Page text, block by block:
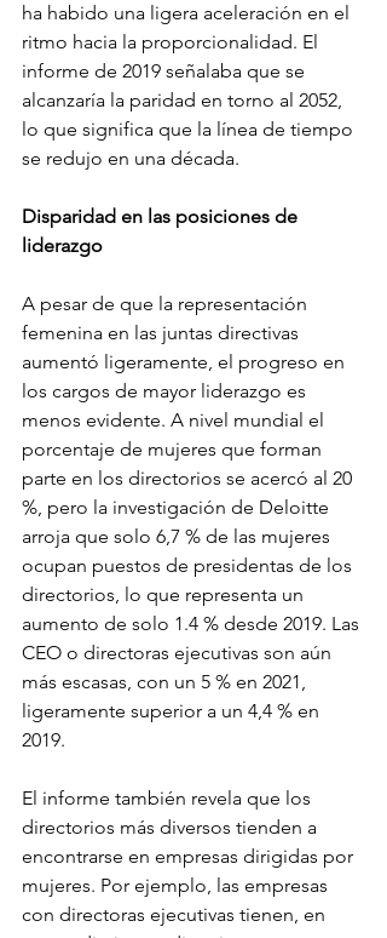
ha habido una ligera aceleración en el
ritmo hacia la proporcionalidad. El
informe de 2019 señalaba que se
alcanzaría la paridad en torno al 2052,
lo que significa que la línea de tiempo
se redujo en una década.
Disparidad en las posiciones de
liderazgo
A pesar de que la representación
femenina en las juntas directivas
aumentó ligeramente, el progreso en
los cargos de mayor liderazgo es
menos evidente. A nivel mundial el
porcentaje de mujeres que forman
parte en los directorios se acercó al 20
%, pero la investigación de Deloitte
arroja que solo 6,7 % de las mujeres
ocupan puestos de presidentas de los
directorios, lo que representa un
aumento de solo 1.4 % desde 2019. Las
CEO o directoras ejecutivas son aún
más escasas, con un 5 % en 2021,
ligeramente superior a un 4,4 % en
2019.
El informe también revela que los
directorios más diversos tienden a
encontrarse en empresas dirigidas por
mujeres. Por ejemplo, las empresas
con directoras ejecutivas tienen, en